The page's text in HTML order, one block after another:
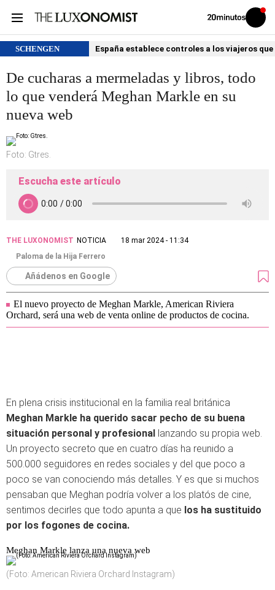
Volver
Iniciar
sesión
SCHENGEN España establece controles a los viajeros
De cucharas a mermeladas y libros, todo
lo que venderá Meghan Markle en su
nueva web
Foto: Gtres.
Escucha este artículo
THE LUXONOMIST NOTICIA
18 mar 2024 - 11:34
Paloma de la Hija Ferrero
Añádenos en Google
El nuevo proyecto de Meghan Markle, American Riviera
Orchard, será una web de venta online de productos de cocina.
En plena crisis institucional en la familia real británica
Meghan Markle ha querido sacar pecho de su buena
situación personal y profesional lanzando su propia web.
Un proyecto secreto que en cuatro días ha reunido a
500.000 seguidores en redes sociales y del que poco a
poco se van conociendo más detalles. Y es que si muchos
pensaban que Meghan podría volver a los platós de cine,
sentimos decirles que todo apunta a que los ha sustituido
por los fogones de cocina.
Meghan Markle lanza una nueva web
(Foto: American Riviera Orchard Instagram)